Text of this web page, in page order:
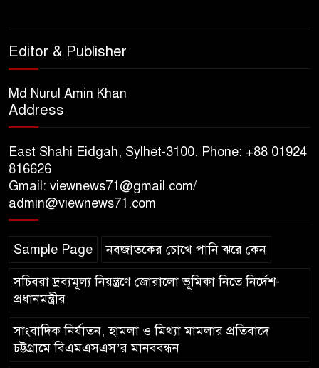
সিলেটে মাজারে গান গাইতে এসে
দুর্ঘটনায় নিহত
Editor & Publisher
Md Nurul Amin Khan
Address
East Shahi Eidgah, Sylhet-3100. Phone: +88 01924
816626
Gmail: viewnews71@gmail.com/
admin@viewnews71.com
Sample Page নবজাতকের চোখে পানি ঝরে কেন
সচিবরা দ্রব্যমূল্য নিয়ন্ত্রণে জোরালো ভূমিকা নিতে নির্দেশ-
প্রধানমন্ত্রীর
সাংবাদিক নির্যাতন, হামলা ও মিথ্যা মামলার প্রতিবাদে
চট্টগ্রামে বিএমএসএস’র মানববন্ধন